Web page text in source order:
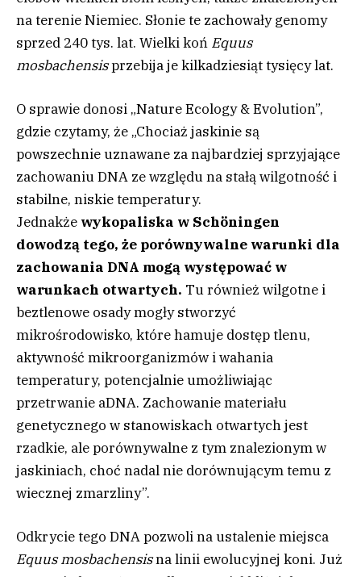
na terenie Niemiec. Słonie te zachowały genomy
sprzed 240 tys. lat. Wielki koń Equus
mosbachensisprzebija je kilkadziesiąt tysięcy lat.
O sprawie donosi „Nature Ecology & Evolution”,
gdzie czytamy, że „Chociaż jaskinie są
powszechnie uznawane za najbardziej sprzyjające
zachowaniu DNA ze względu na stałą wilgotność i
stabilne, niskie temperatury.
Jednakże wykopaliska w Schöningen
dowodzą tego, że porównywalne warunki dla
zachowania DNA mogą występować w
warunkach otwartych. Tu również wilgotne i
beztlenowe osady mogły stworzyć
mikrośrodowisko, które hamuje dostęp tlenu,
aktywność mikroorganizmów i wahania
temperatury, potencjalnie umożliwiając
przetrwanie aDNA. Zachowanie materiału
genetycznego w stanowiskach otwartych jest
rzadkie, ale porównywalne z tym znalezionym w
jaskiniach, choć nadal nie dorównującym temu z
wiecznej zmarzliny”.
Odkrycie tego DNA pozwoli na ustalenie miejsca
Equus mosbachensisna linii ewolucyjnej koni. Już